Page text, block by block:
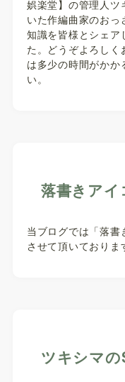
娯楽堂】の管理人ツ
いた作編曲家のお
知識を皆様とシェア
た。どうぞよろしく
は多少の時間がかか
い。
落書きアイ
当ブログでは「落
させて頂いておりま
ツキシマの